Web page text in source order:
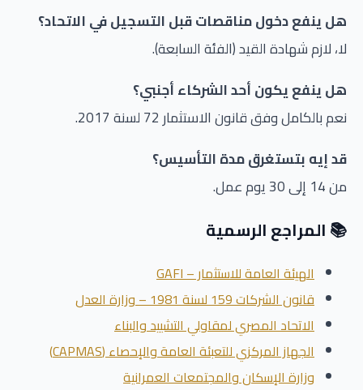
هل ينفع دخول مناقصات قبل التسجيل في الاتحاد؟
لا، لازم شهادة القيد (الفئة السابعة).
هل ينفع يكون أحد الشركاء أجنبي؟
نعم بالكامل وفق قانون الاستثمار 72 لسنة 2017.
قد إيه بتستغرق مدة التأسيس؟
من 14 إلى 30 يوم عمل.
📚 المراجع الرسمية
الهيئة العامة للاستثمار – GAFI
قانون الشركات 159 لسنة 1981 – وزارة العدل
الاتحاد المصري لمقاولي التشييد والبناء
الجهاز المركزي للتعبئة العامة والإحصاء (CAPMAS)
وزارة الإسكان والمجتمعات العمرانية